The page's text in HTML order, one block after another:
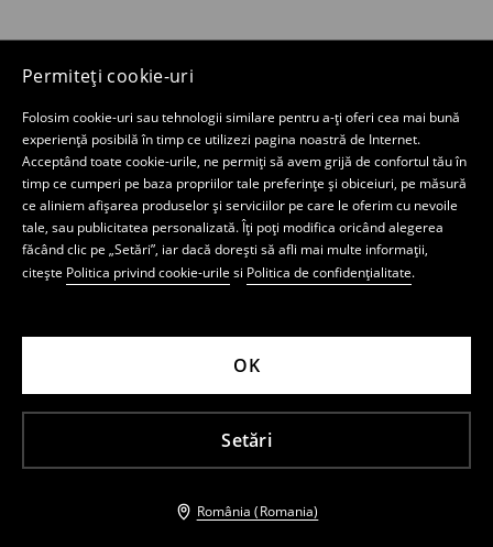
Permiteți cookie-uri
Folosim cookie-uri sau tehnologii similare pentru a-ți oferi cea mai bună
experiență posibilă în timp ce utilizezi pagina noastră de Internet.
Acceptând toate cookie-urile, ne permiți să avem grijă de confortul tău în
timp ce cumperi pe baza propriilor tale preferințe și obiceiuri, pe măsură
ce aliniem afișarea produselor și serviciilor pe care le oferim cu nevoile
tale, sau publicitatea personalizată. Îți poți modifica oricând alegerea
făcând clic pe „Setări”, iar dacă dorești să afli mai multe informații,
citește Politica privind cookie-urile si Politica de confidențialitate.
Setări
OK
România (Romania)
Vezi mai multe
Ajutor și contact
Ajutor și contact
Social media
Politica de confidențialitate